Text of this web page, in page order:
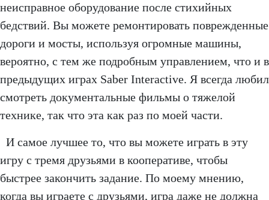
неисправное оборудование после стихийных
бедствий. Вы можете ремонтировать поврежденные
дороги и мосты, используя огромные машины,
вероятно, с тем же подробным управлением, что и в
предыдущих играх Saber Interactive. Я всегда любил
смотреть документальные фильмы о тяжелой
технике, так что эта как раз по моей части.
И самое лучшее то, что вы можете играть в эту
игру с тремя друзьями в кооперативе, чтобы
быстрее закончить задание. По моему мнению,
когда вы играете с друзьями, игра даже не должна